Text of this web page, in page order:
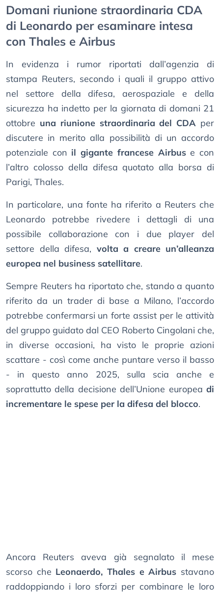
Domani riunione straordinaria CDA
di Leonardo per esaminare intesa
con Thales e Airbus
In evidenza i rumor riportati dall’agenzia di
stampa Reuters, secondo i quali il gruppo attivo
nel settore della difesa, aerospaziale e della
sicurezza ha indetto per la giornata di domani 21
ottobre una riunione straordinaria del CDA per
discutere in merito alla possibilità di un accordo
potenziale con il gigante francese Airbuse con
l’altro colosso della difesa quotato alla borsa di
Parigi, Thales.
In particolare, una fonte ha riferito a Reuters che
Leonardo potrebbe rivedere i dettagli di una
possibile collaborazione con i due player del
settore della difesa, volta a creare un’alleanza
europea nel business satellitare.
Sempre Reuters ha riportato che, stando a quanto
riferito da un trader di base a Milano, l’accordo
potrebbe confermarsi un forte assist per le attività
del gruppo guidato dal CEO Roberto Cingolani che,
in diverse occasioni, ha visto le proprie azioni
scattare - così come anche puntare verso il basso
- in questo anno 2025, sulla scia anche e
soprattutto della decisione dell’Unione europea di
incrementare le spese per la difesa del blocco.
Ancora Reuters aveva già segnalato il mese
scorso che Leonaerdo, Thales e Airbus stavano
raddoppiando i loro sforzi per combinare le loro